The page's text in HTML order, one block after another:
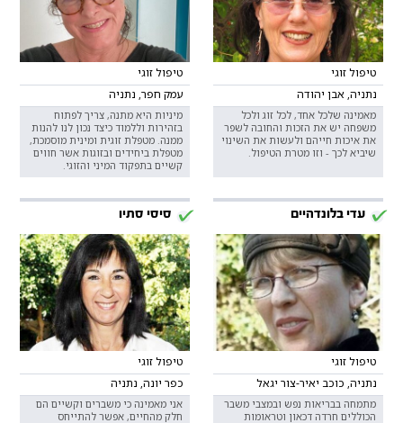
טיפול זוגי
נתניה, אבן יהודה
מאמינה שלכל אחד, לכל זוג ולכל
משפחה יש את הזכות והחובה לשפר
את איכות חייהם ולעשות את השינוי
שיביא לכך - וזו מטרת הטיפול.
טיפול זוגי
עמק חפר, נתניה
מיניות היא מתנה, צריך לפתוח
בזהירות וללמוד כיצד נכון לנו להנות
ממנה. מטפלת זוגית ומינית מוסמכת,
מטפלת ביחידים ובזוגות אשר חווים
קשיים בתפקוד המיני והזוגי.
עדי בלונדהיים
טיפול זוגי
נתניה, כוכב יאיר-צור יגאל
מתמחה בבריאות נפש ובמצבי משבר
הכוללים חרדה דכאון וטראומות
סיסי סתיו
טיפול זוגי
כפר יונה, נתניה
אני מאמינה כי משברים וקשיים הם
חלק מהחיים, אפשר להתייחס